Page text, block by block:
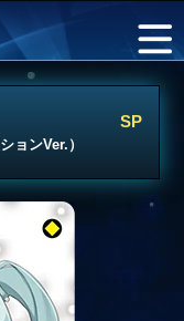
ョンVer.）
SP